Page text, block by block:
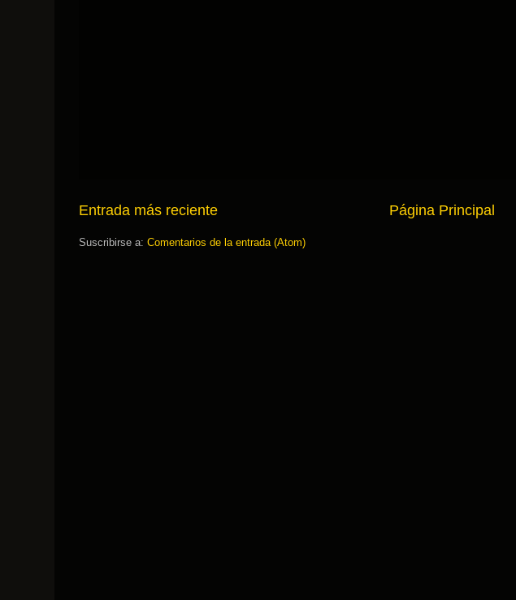
Entrada más reciente Página Principal
Suscribirse a: Comentarios de la entrada (Atom)